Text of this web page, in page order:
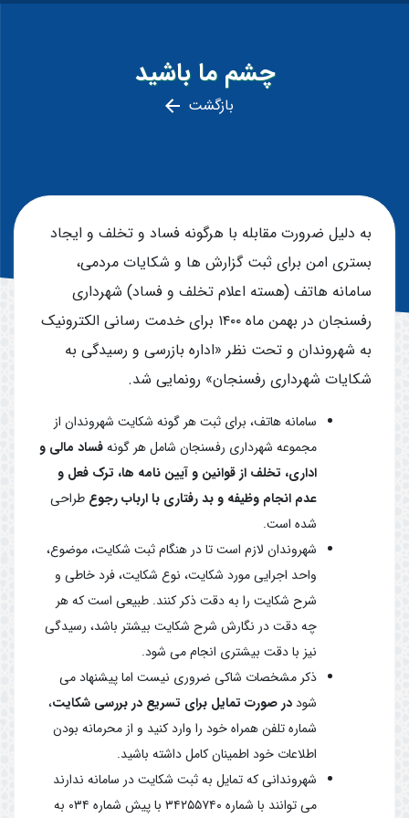
چشم ما باشید
بازگشت
به دلیل ضرورت مقابله با هرگونه فساد و تخلف و ایجاد
بستری امن برای ثبت گزارش ها و شکایات مردمی،
سامانه هاتف (هسته اعلام تخلف و فساد) شهرداری
رفسنجان در بهمن ماه ۱۴۰۰ برای خدمت رسانی الکترونیک
به شهروندان و تحت نظر «اداره بازرسی و رسیدگی به
شکایات شهرداری رفسنجان» رونمایی شد.
سامانه هاتف، برای ثبت هر گونه شکایت شهروندان از
مجموعه شهرداری رفسنجان شامل هر گونهفساد مالی و
اداری، تخلف از قوانین و آیین نامه ها، ترک فعل و
عدم انجام وظیفه و بد رفتاری با ارباب رجوع طراحی
شده است.
شهروندان لازم است تا در هنگام ثبت شکایت، موضوع،
واحد اجرایی مورد شکایت، نوع شکایت، فرد خاطی و
شرح شکایت را به دقت ذکر کنند. طبیعی است که هر
چه دقت در نگارش شرح شکایت بیشتر باشد، رسیدگی
نیز با دقت بیشتری انجام می شود.
ذکر مشخصات شاکی ضروری نیست اما پیشنهاد می
شوددر صورت تمایل برای تسریع در بررسی شکایت،
شماره تلفن همراه خود را وارد کنید و از محرمانه بودن
اطلاعات خود اطمینان کامل داشته باشید.
شهروندانی که تمایل به ثبت شکایت در سامانه ندارند
می توانند با شماره ۳۴۲۵۵۷۴۰ با پیش شماره ۰۳۴ به